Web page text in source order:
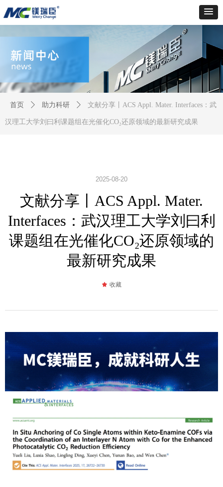
文献分享丨ACS Appl. Mater.
Interfaces：武汉理工大学刘曰利
课题组在光催化CO₂还原领域的
最新研究成果
2025-08-20
首页 ꄲ 助力科研 ꄲ 文献分享丨ACS Appl. Mater. Interfaces：武
汉理工大学刘曰利课题组在光催化CO₂还原领域的最新研究成果
끄 收藏